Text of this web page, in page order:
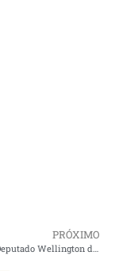
PRÓXIMO
CURURUPU: Deputado Wellington do Curso ouve servidores com salários atrasados e cobra solução da prefeitura.